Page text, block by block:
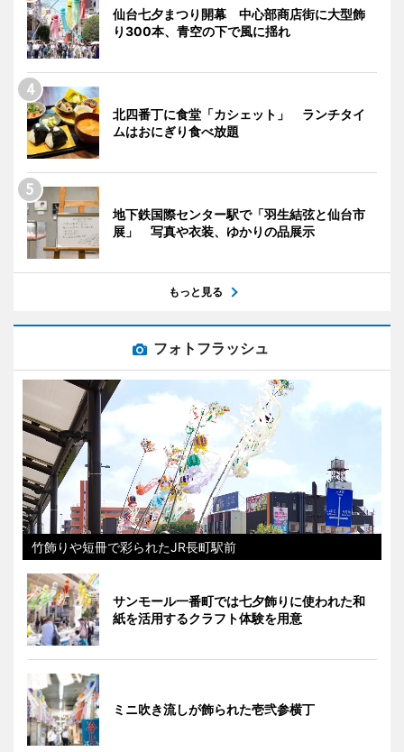
仙台七夕まつり開幕 中心部商店街に大型飾
り300本、青空の下で風に揺れ
北四番丁に食堂「カシェット」 ランチタイ
ムはおにぎり食べ放題
地下鉄国際センター駅で「羽生結弦と仙台市
展」 写真や衣装、ゆかりの品展示
もっと見る
フォトフラッシュ
竹飾りや短冊で彩られたJR長町駅前
サンモール一番町では七夕飾りに使われた和
紙を活用するクラフト体験を用意
ミニ吹き流しが飾られた壱弐参横丁